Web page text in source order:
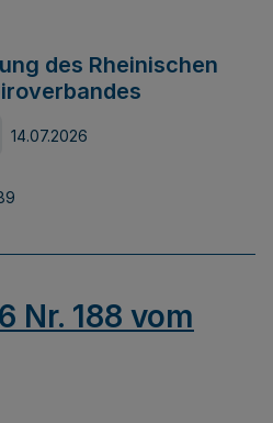
des Rheinischen
14.07.2026
Nr. 188 vom